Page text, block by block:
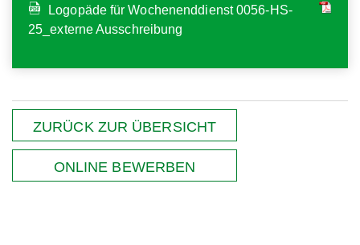
Logopäde für Wochenenddienst 0056-HS-
25_externe Ausschreibung
ZURÜCK ZUR ÜBERSICHT
ONLINE BEWERBEN